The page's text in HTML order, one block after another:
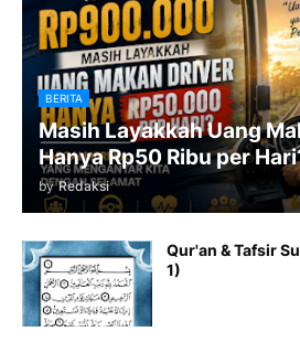
BERITA
Masih Layakkah Uang
Hanya Rp50 Ribu per
by Redaksi
Qur'an & Tafsir
1)